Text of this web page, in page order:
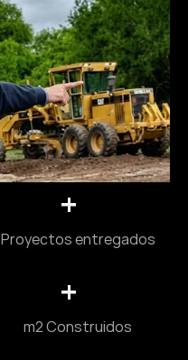
+
Proyectos entregados
+
m2 Construidos